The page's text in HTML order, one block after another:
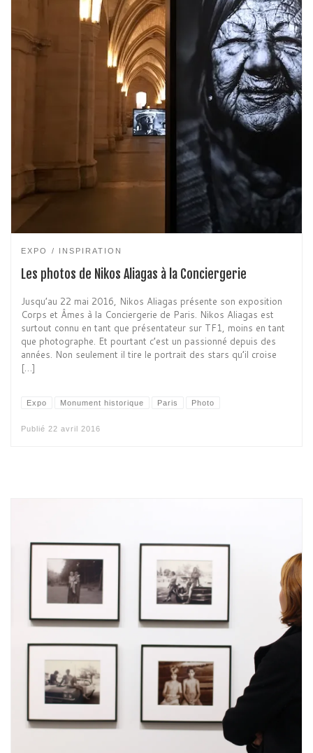
EXPO INSPIRATION
Les photos de Nikos Aliagas à la Conciergerie
Jusqu’au 22 mai 2016, Nikos Aliagas présente son exposition
Corps et Âmes à la Conciergerie de Paris. Nikos Aliagas est
surtout connu en tant que présentateur sur TF1, moins en tant
que photographe. Et pourtant c’est un passionné depuis des
années. Non seulement il tire le portrait des stars qu’il croise
[…]
Expo Monument historique Paris Photo
Publié 22 avril 2016